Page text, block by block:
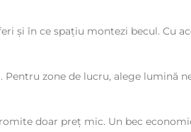
și în ce spațiu montezi becul. Cu
zone de lucru, alege lumină
doar preț mic. Un bec